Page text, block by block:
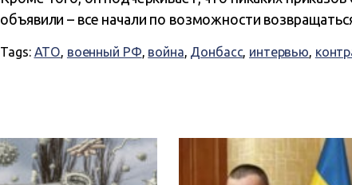
объявили – все начали по возможности
Tags: АТО, военный РФ, война, Донбасс, интервью,